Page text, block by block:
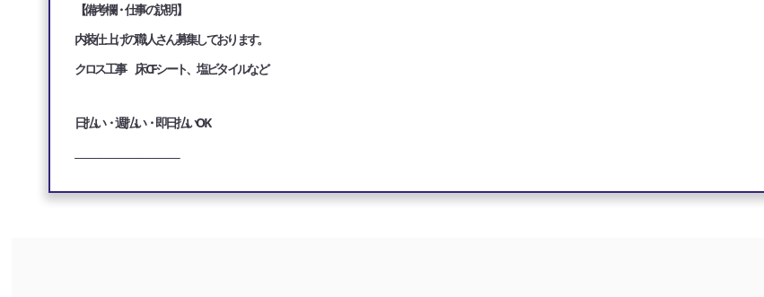
【備考欄・仕事の説明】
内装仕上げの職人さん募集しております。
クロス工事 床CFシート、塩ビタイルなど
日払い・週払い・即日払いOK